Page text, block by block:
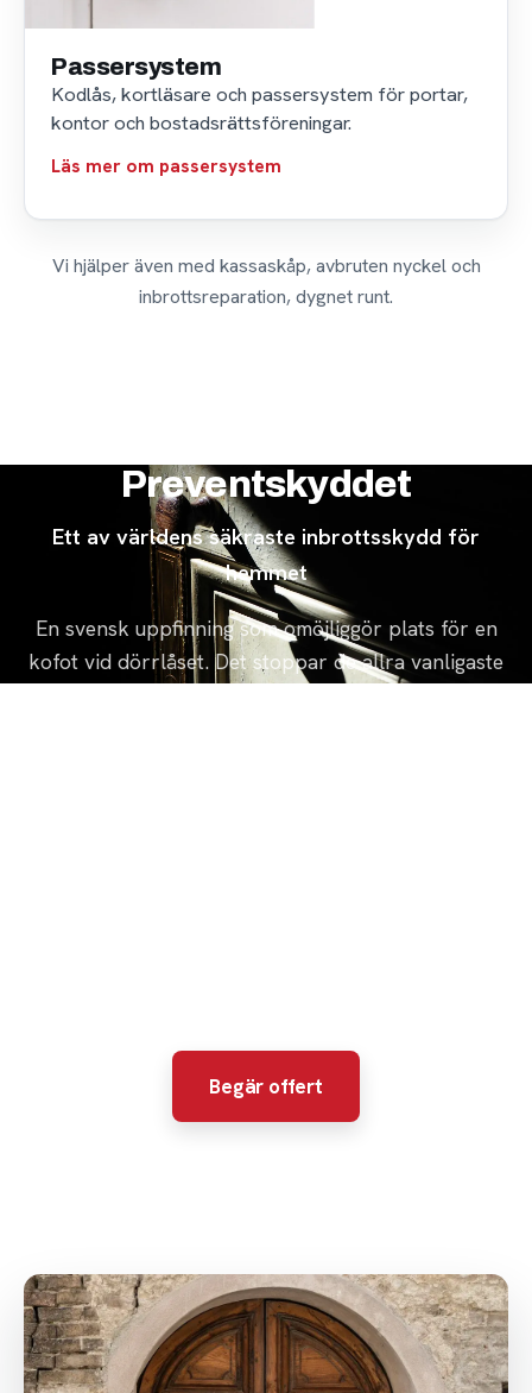
Passersystem
Kodlås, kortläsare och passersystem för portar,
kontor och bostadsrättsföreningar.
Läs mer om passersystem
Vi hjälper även med kassaskåp, avbruten nyckel och
inbrottsreparation, dygnet runt.
Preventskyddet
Ett av världens säkraste inbrottsskydd för
hemmet
En svensk uppfinning som omöjliggör plats för en
kofot vid dörrlåset. Det stoppar de allra vanligaste
Begär offert